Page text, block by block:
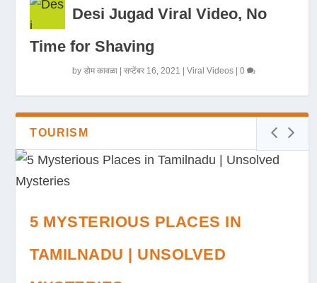
Desi Jugad Viral Video, No
Time for Shaving
byडोम कावळा |सप्टेंबर 16, 2021 |Viral Videos |0
TOURISM
5 MYSTERIOUS PLACES IN
TAMILNADU | UNSOLVED